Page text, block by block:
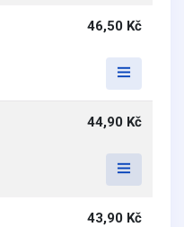
46,50 Kč
44,90 Kč
43,90 Kč